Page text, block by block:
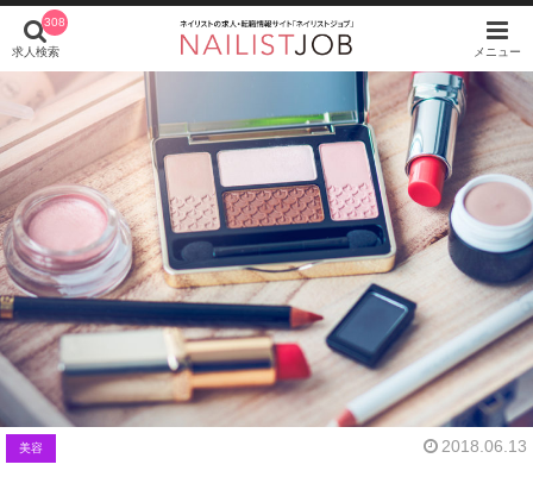
308
求人検索 メニュー
美容 2018.06.13